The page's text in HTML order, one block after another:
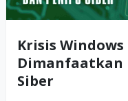
Krisis
Dimanfaatkan
Siber